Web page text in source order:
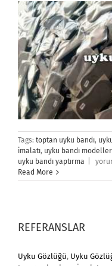
Tags: toptan uyku bandı,
imalatı, uyku bandı
uyku bandı yaptırma
Uyku
Read More
REFERANSLAR
Uyku Gözlüğü, Uyku